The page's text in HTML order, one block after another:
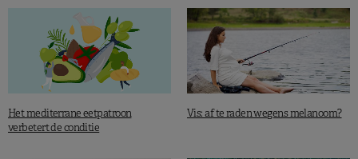
Het mediterrane eetpatroon
verbetert de conditie
Vis: af te raden wegens melanoom?